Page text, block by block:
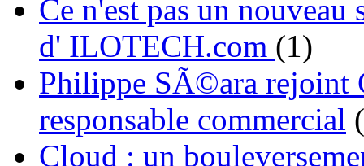
Ce n'est pas un
d' ILOTECH.com (1)
Philippe SÃ©ara rejoint
responsable commercial
Cloud : un